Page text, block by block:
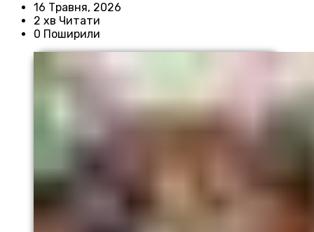
16 Травня, 2026
2 хв Читати
0 Поширили